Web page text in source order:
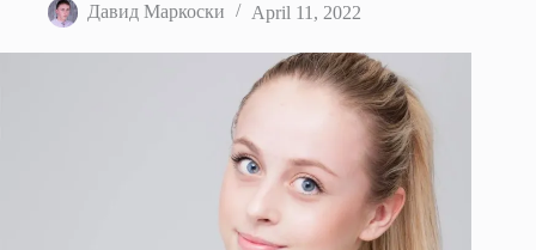
Давид Маркоски
April 11, 2022